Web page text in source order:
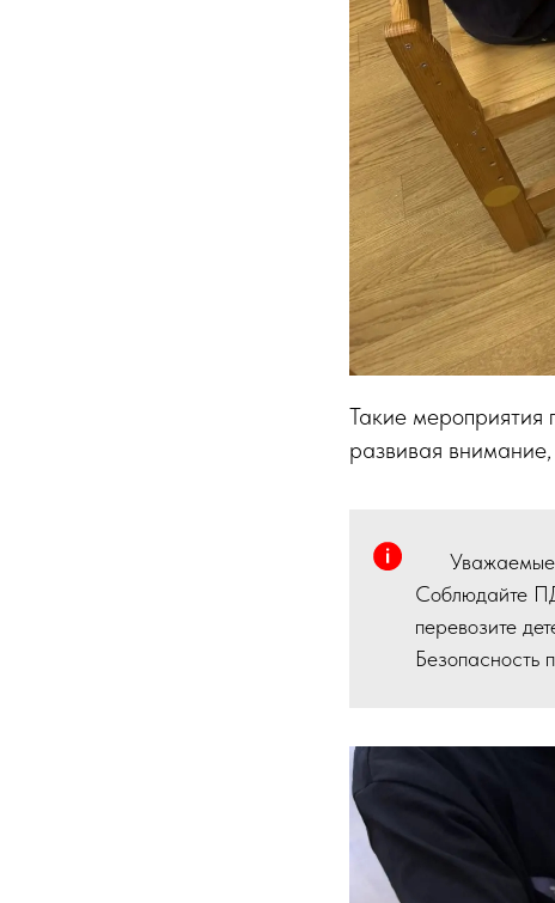
Такие мероприятия
развивая
Уважаемые
Соблюдайте
перевозите
Безопасность